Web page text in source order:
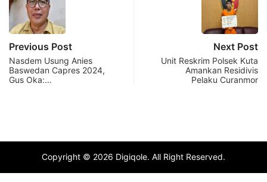
Previous Post
Nasdem Usung Anies
Baswedan Capres 2024,
Gus Oka:…
Next Post
Unit Reskrim Polsek Kuta
Amankan Residivis
Pelaku Curanmor
Copyright © 2026 Digiqole. All Right Reserved.